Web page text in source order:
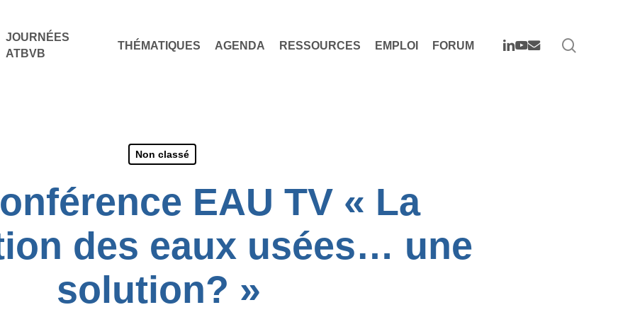
JOURNÉES
ATBVB
THÉMATIQUES AGENDA RESSOURCES EMPLOI FORUM LINKEDIN
YOUTUBE
EMAIL
Non classé
EAU TV « La
des eaux usées… une
solution? »